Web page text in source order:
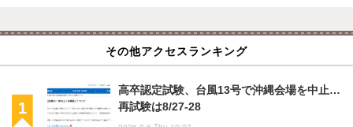
その他アクセスランキング
高卒認定試験、台風13号で沖縄会場を中止…
再試験は8/27-28